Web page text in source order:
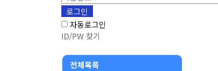
자동로그인
ID/PW 찾기
전체목록